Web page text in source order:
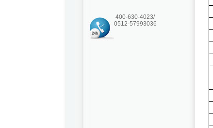
400-630-4023/
0512-57993036